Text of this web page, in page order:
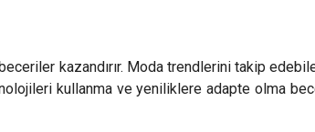
kazandırır. Moda trendlerini takip
kullanma ve yeniliklere adapte olma